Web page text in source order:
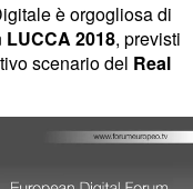
è orgogliosa di
LUCCA 2018, previsti
scenario del Real